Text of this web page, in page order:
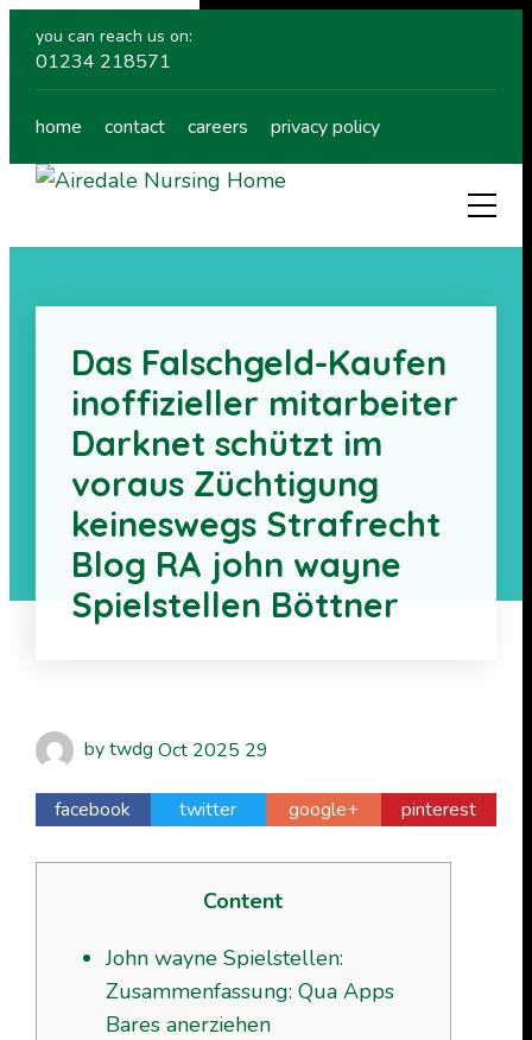
you can reach us on:
01234 218571
home contact careers privacy policy
Das Falschgeld-Kaufen
inoffizieller mitarbeiter
Darknet schützt im
voraus Züchtigung
keineswegs Strafrecht
Blog RA john wayne
Spielstellen Böttner
by twdg Oct 2025 29
facebook twitter google+ pinterest
Content
John wayne Spielstellen:
Zusammenfassung: Qua Apps
Bares anerziehen